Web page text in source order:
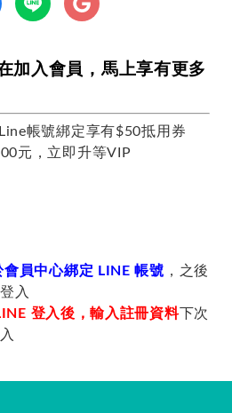
加入會員，馬上享有更多
帳號綁定享有$50抵用券
元，立即升等VIP
會員中心綁定 LINE 帳號 ，之後
入
登入後，輸入註冊資料下次